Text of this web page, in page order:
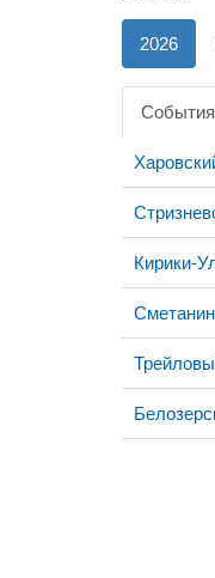
2026
События
Кирики-